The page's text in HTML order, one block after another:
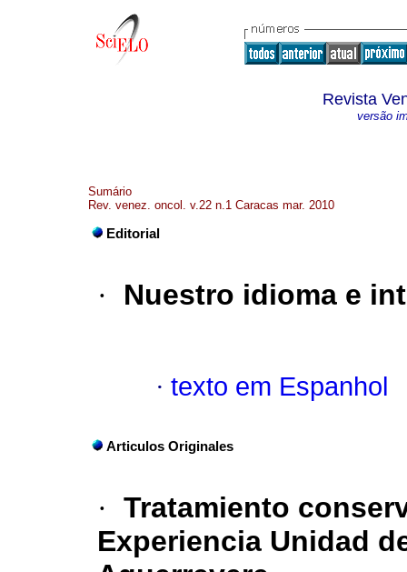
Revista
versão
Sumário
Rev. venez. oncol. v.22 n.1 Caracas mar. 2010
Editorial
· Nuestro idioma e
· texto em Espanhol
Articulos Originales
· Tratamiento
Experiencia Unidad